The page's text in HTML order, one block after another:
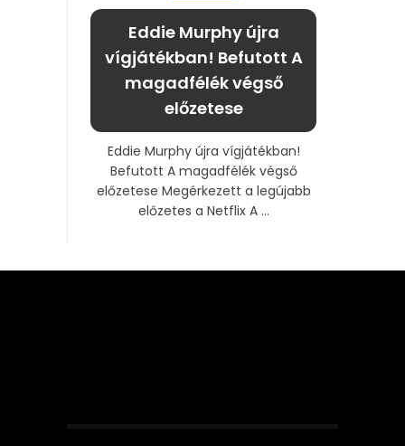
Eddie Murphy újra
vígjátékban! Befutott A
magadfélék végső
előzetese
Eddie Murphy újra vígjátékban!
Befutott A magadfélék végső
előzetese Megérkezett a legújabb
előzetes a Netflix A ...